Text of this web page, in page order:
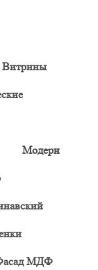
Витрины
Модерн
МДФ